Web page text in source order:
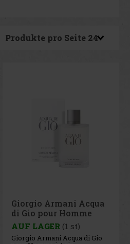
Produkte pro Seite
Giorgio Armani Acqua
di Gio pour Homme
Refillable EdT 100 ml
AUF LAGER (1 st)
Giorgio Armani Acqua di Gio